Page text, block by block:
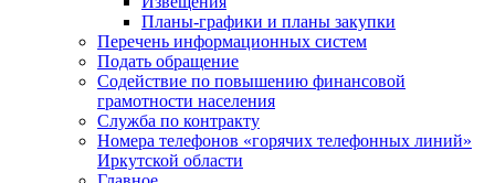
Планы-графики и планы закупки
Перечень информационных систем
Подать обращение
Содействие по повышению финансовой
грамотности населения
Служба по контракту
Номера телефонов «горячих телефонных линий»
Иркутской области